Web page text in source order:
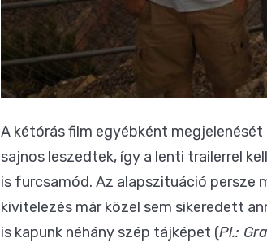
A kétórás film egyébként
sajnos leszedtek, így a lenti trailerrel
is furcsamód. Az alapszituáció persze
kivitelezés már közel sem sikeredett
is kapunk néhány szép tájképet (Pl.: